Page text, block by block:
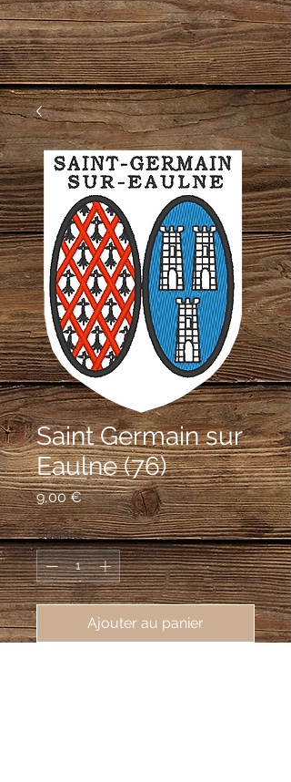
Saint Germain sur
Eaulne (76)
9,00 €Prix
Quantité *
Ajouter au panier